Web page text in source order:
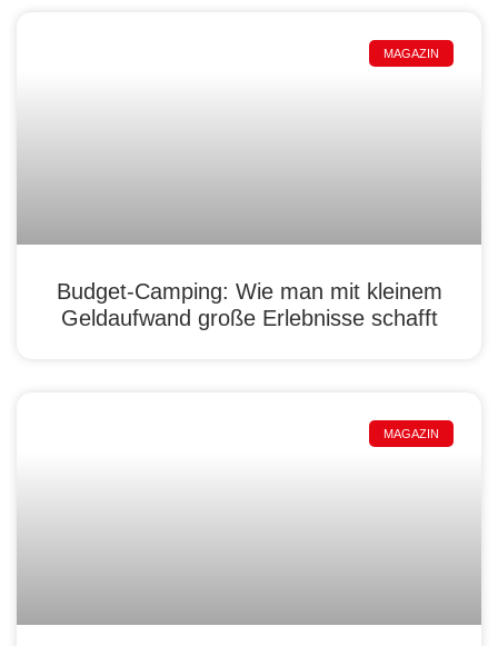
MAGAZIN
Budget-Camping: Wie man mit kleinem
Geldaufwand große Erlebnisse schafft
MAGAZIN